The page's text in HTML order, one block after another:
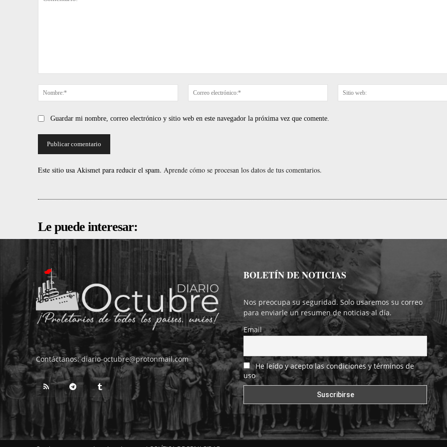
Nombre:*
Correo
electrónico:*
Guardar mi nombre, correo electrónico y sitio web en este navegador la próxima vez que comente.
Este sitio usa Akismet para reducir el spam. Aprende cómo se procesan los datos de tus comentarios.
Le puede interesar:
Contáctanos:diario-octubre@protonmail.com
BOLETÍN DE NOTICIAS
Nos preocupa su seguridad. Solo usaremos su correo
para enviarle un resumen de noticias al día.
Email
He leído y acepto las condiciones y términos de
uso